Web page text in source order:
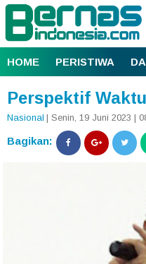
HOME PERISTIWA
Perspektif Waktu
Nasional | Senin, 19 Juni 2023 |
Bagikan: